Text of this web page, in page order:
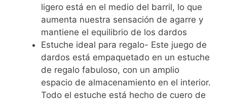
ligero está en el medio del barril, lo que
aumenta nuestra sensación de agarre y
mantiene el equilibrio de los dardos
Estuche ideal para regalo- Este juego de
dardos está empaquetado en un estuche
de regalo fabuloso, con un amplio
espacio de almacenamiento en el interior.
Todo el estuche está hecho de cuero de